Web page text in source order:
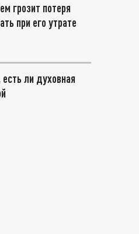
грозит потеря
при его утрате
ли духовная